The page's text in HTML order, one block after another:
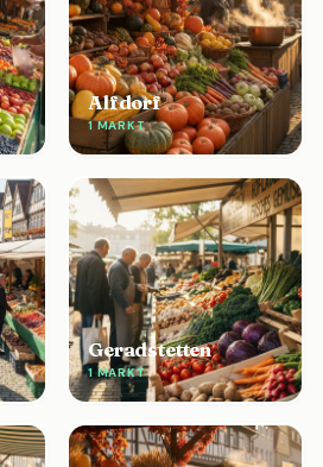
Alfdorf
1 MARKT
Geradstetten
1 MARKT